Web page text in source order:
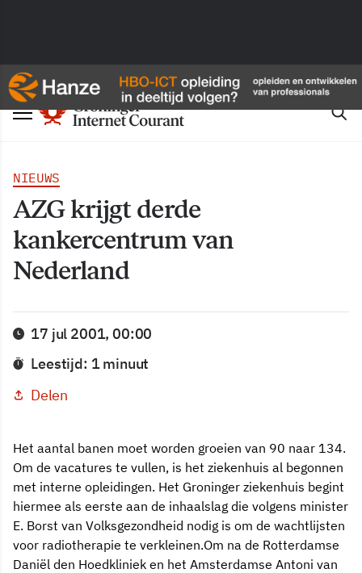
NIEUWS
AZG krijgt derde
kankercentrum van
Nederland
17 jul 2001, 00:00
Leestijd: 1 minuut
Delen
Het aantal banen moet worden groeien van 90 naar 134.
Om de vacatures te vullen, is het ziekenhuis al begonnen
met interne opleidingen. Het Groninger ziekenhuis begint
hiermee als eerste aan de inhaalslag die volgens minister
E. Borst van Volksgezondheid nodig is om de wachtlijsten
voor radiotherapie te verkleinen.Om na de Rotterdamse
Daniël den Hoedkliniek en het Amsterdamse Antoni van